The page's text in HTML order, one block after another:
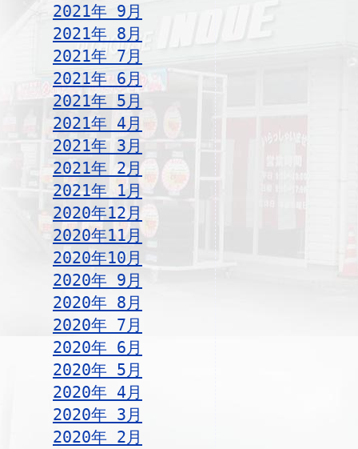
2021年 9月
2021年 8月
2021年 7月
2021年 6月
2021年 5月
2021年 4月
2021年 3月
2021年 2月
2021年 1月
2020年12月
2020年11月
2020年10月
2020年 9月
2020年 8月
2020年 7月
2020年 6月
2020年 5月
2020年 4月
2020年 3月
2020年 2月